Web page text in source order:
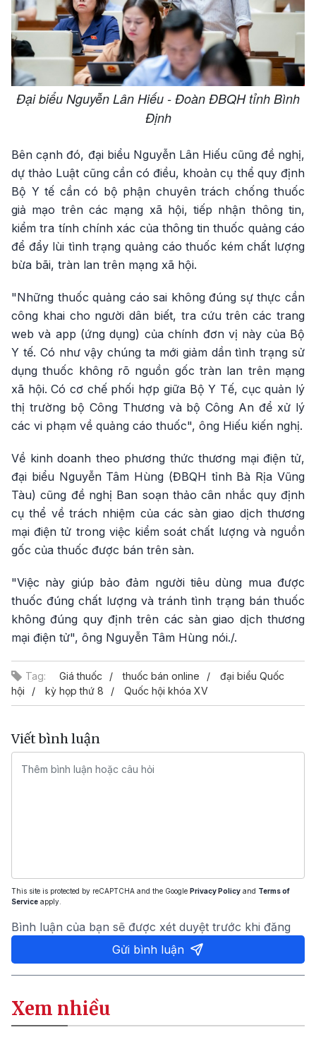
Đại biểu Nguyễn Lân Hiếu - Đoàn ĐBQH tỉnh Bình
Định
Bên cạnh đó, đại biểu Nguyễn Lân Hiếu cũng đề nghị,
dự thảo Luật cũng cần có điều, khoản cụ thể quy định
Bộ Y tế cần có bộ phận chuyên trách chống thuốc
giả mạo trên các mạng xã hội, tiếp nhận thông tin,
kiểm tra tính chính xác của thông tin thuốc quảng cáo
để đẩy lùi tình trạng quảng cáo thuốc kém chất lượng
bừa bãi, tràn lan trên mạng xã hội.
"Những thuốc quảng cáo sai không đúng sự thực cần
công khai cho người dân biết, tra cứu trên các trang
web và app (ứng dụng) của chính đơn vị này của Bộ
Y tế. Có như vậy chúng ta mới giảm dần tình trạng sử
dụng thuốc không rõ nguồn gốc tràn lan trên mạng
xã hội. Có cơ chế phối hợp giữa Bộ Y Tế, cục quản lý
thị trường bộ Công Thương và bộ Công An để xử lý
các vi phạm về quảng cáo thuốc", ông Hiếu kiến nghị.
Về kinh doanh theo phương thức thương mại điện tử,
đại biểu Nguyễn Tâm Hùng (ĐBQH tỉnh Bà Rịa Vũng
Tàu) cũng đề nghị Ban soạn thảo cân nhắc quy định
cụ thể về trách nhiệm của các sàn giao dịch thương
mại điện tử trong việc kiểm soát chất lượng và nguồn
gốc của thuốc được bán trên sàn.
"Việc này giúp bảo đảm người tiêu dùng mua được
thuốc đúng chất lượng và tránh tình trạng bán thuốc
không đúng quy định trên các sàn giao dịch thương
mại điện tử", ông Nguyễn Tâm Hùng nói./.
Tag: Giá thuốc thuốc bán online
đại biểu Quốc
hội
kỳ họp thứ 8 Quốc hội khóa XV
Viết bình luận
This site is protected by reCAPTCHA and the Google Privacy Policy and Terms of
Service apply.
Bình luận của bạn sẽ được xét duyệt trước khi đăng
Gửi bình luận
Xem nhiều